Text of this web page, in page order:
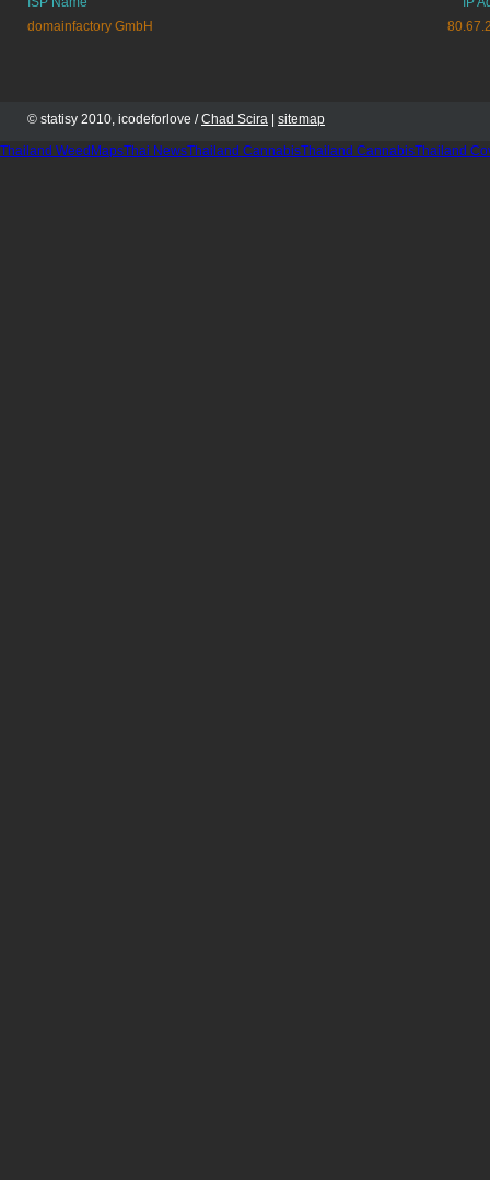
domainfactory GmbH
© statisy 2010, icodeforlove /Chad Scira sitemap
Thailand WeedMapsThai NewsThailand CannabisThailand CannabisThailand